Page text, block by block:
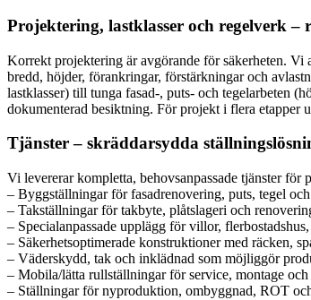
Projektering, lastklasser och regelverk –
Korrekt projektering är avgörande för säkerheten. Vi
bredd, höjder, förankringar, förstärkningar och
lastklasser) till tunga fasad-, puts- och tegelarbeten
dokumenterad besiktning. För projekt i flera etapper
Tjänster – skräddarsydda
Vi levererar kompletta, behovsanpassade tjänster
– Byggställningar för fasadrenovering, puts, tegel
– Takställningar för takbyte, plåtslageri och
– Specialanpassade upplägg för villor,
– Säkerhetsoptimerade konstruktioner med räcken,
– Väderskydd, tak och inklädnad som möjliggör
– Mobila/lätta rullställningar för service, montage
– Ställningar för nyproduktion, ombyggnad, ROT